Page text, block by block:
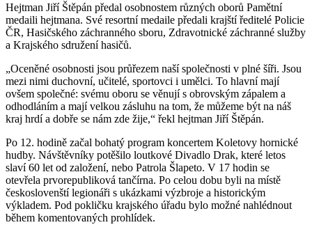
Hejtman Jiří Štěpán předal osobnostem různých oborů Pamětní
medaili hejtmana. Své resortní medaile předali krajští ředitelé Policie
ČR, Hasičského záchranného sboru, Zdravotnické záchranné služby
a Krajského sdružení hasičů.
„Oceněné osobnosti jsou průřezem naší společnosti v plné šíři. Jsou
mezi nimi duchovní, učitelé, sportovci i umělci. To hlavní mají
ovšem společné: svému oboru se věnují s obrovským zápalem a
odhodláním a mají velkou zásluhu na tom, že můžeme být na náš
kraj hrdí a dobře se nám zde žije,“ řekl hejtman Jiří Štěpán.
Po 12. hodině začal bohatý program koncertem Koletovy hornické
hudby. Návštěvníky potěšilo loutkové Divadlo Drak, které letos
slaví 60 let od založení, nebo Patrola Šlapeto. V 17 hodin se
otevřela prvorepubliková tančírna. Po celou dobu byli na místě
českoslovenští legionáři s ukázkami výzbroje a historickým
výkladem. Pod pokličku krajského úřadu bylo možné nahlédnout
během komentovaných prohlídek.